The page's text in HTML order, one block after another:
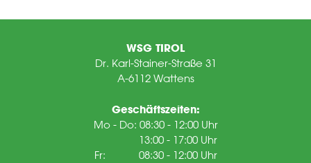
WSG TIROL
Dr. Karl-Stainer-Straße 31
A-6112 Wattens
Geschäftszeiten:
Mo - Do: 08:30 - 12:00 Uhr
13:00 - 17:00 Uhr
Fr: 08:30 - 12:00 Uhr